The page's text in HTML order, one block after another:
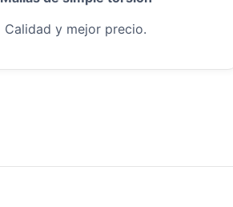
Calidad y mejor precio.